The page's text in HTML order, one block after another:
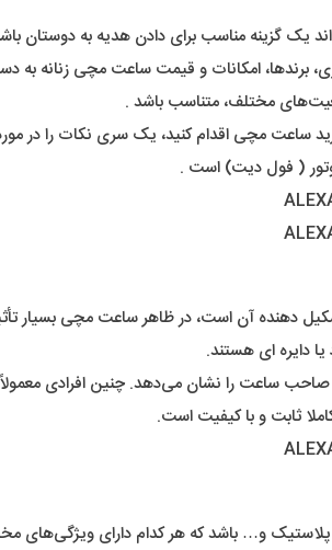
یک گزینه مناسب برای دادن هدیه به دوستان
برند‌ها، امکانات و قیمت ساعت مچی زنانه به
مختلف، متناسب باشد .
ساعت مچی اقدام کنید، یک سری نکات را در
( فول دیت) است .
دهنده آن است، در ظاهر ساعت مچی بسیار
دایره ای هستند.
ساعت را نشان می‌دهد. چنین افرادی
ثابت و با کیفیت است.
و… باشد که هر کدام دارای